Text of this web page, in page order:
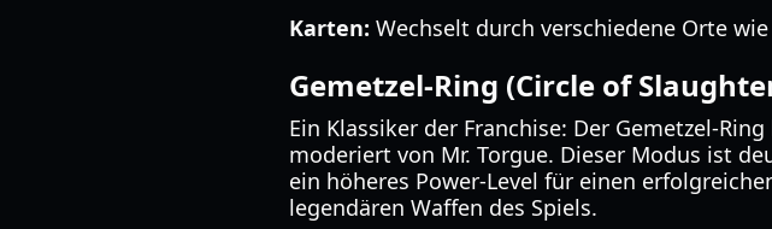
Karten: Wechselt durch verschiedene Orte
Gemetzel-Ring (Circle of
Ein Klassiker der Franchise: Der Gemetzel-
moderiert von Mr. Torgue. Dieser Modus ist
ein höheres Power-Level für einen
legendären Waffen des Spiels.